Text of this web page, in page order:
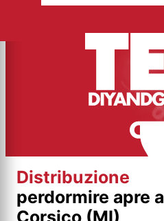
contenuto
Distribuzione
perdormire apre a